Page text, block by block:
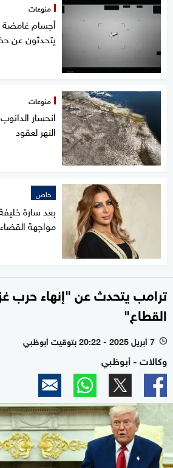
منوعات
أجسام غامضة
يتحدثون عن
منوعات
انحسار
النهر لعقود
خاص
بعد سارة
مواجهة القضاء
ترامب يتحدث عن "إنهاء حرب
القطاع"
l 7 أبريل 2025 - 20:22 بتوقيت أبوظبي
وكالات - أبوظبي